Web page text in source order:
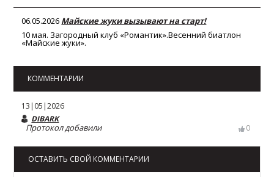
06.05.2026 Майские жуки вызывают на старт!
10 мая. Загородный клуб «Романтик».Весенний биатлон
«Майские жуки».
КОММЕНТАРИИ
13|05|2026
DIBARK
Протокол добавили 0
ОСТАВИТЬ СВОЙ КОММЕНТАРИИ